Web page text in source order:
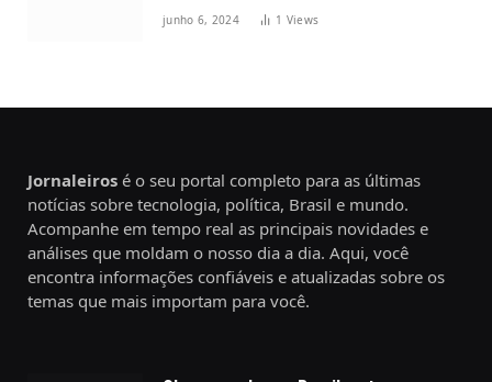
junho 6, 2024 1 Views
Jornaleiros é o seu portal completo para as últimas
notícias sobre tecnologia, política, Brasil e mundo.
Acompanhe em tempo real as principais novidades e
análises que moldam o nosso dia a dia. Aqui, você
encontra informações confiáveis e atualizadas sobre os
temas que mais importam para você.